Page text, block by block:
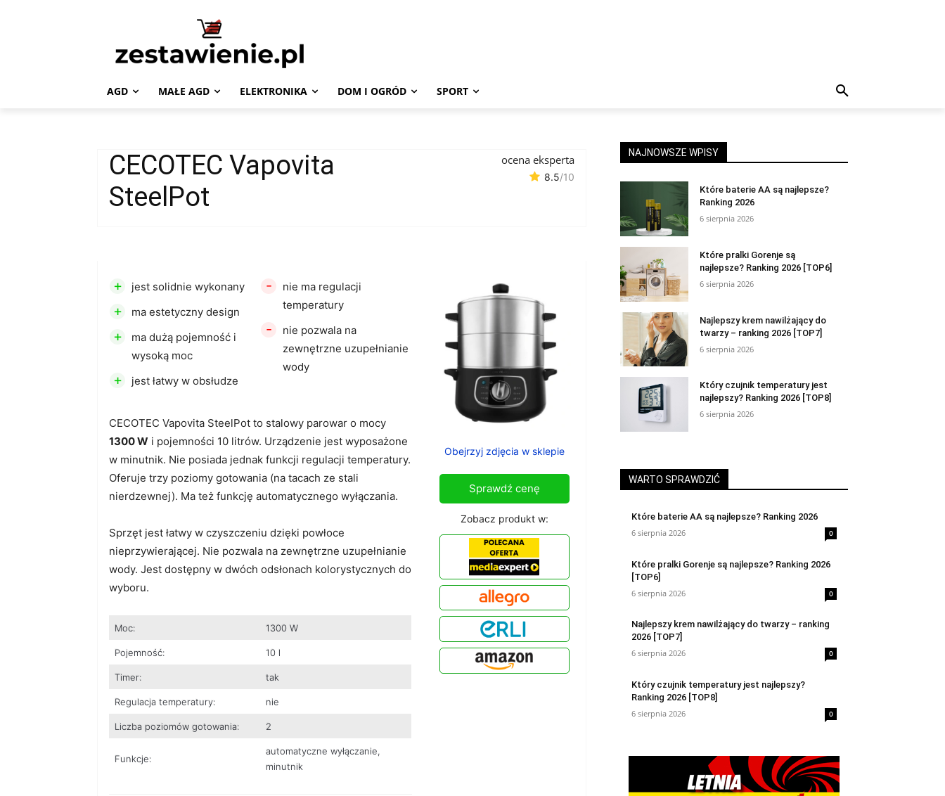
AGD MAŁE AGD ELEKTRONIKA DOM I OGRÓD SPORT
CECOTEC Vapovita
SteelPot
ocena eksperta
8.5/10
CECOTEC Vapovita SteelPot to stalowy parowar o mocy
1300 W i pojemności 10 litrów. Urządzenie jest wyposażone
w minutnik. Nie posiada jednak funkcji regulacji temperatury.
Oferuje trzy poziomy gotowania (na tacach ze stali
nierdzewnej). Ma też funkcję automatycznego wyłączania.
Sprzęt jest łatwy w czyszczeniu dzięki powłoce
nieprzywierającej. Nie pozwala na zewnętrzne uzupełnianie
wody. Jest dostępny w dwóch odsłonach kolorystycznych do
wyboru.
Moc: 1300 W
Pojemność: 10 l
Timer: tak
Regulacja temperatury: nie
Liczba poziomów gotowania: 2
Funkcje:
automatyczne wyłączanie,
minutnik
+ jest solidnie wykonany
+ ma estetyczny design
+
ma dużą pojemność i
wysoką moc
+ jest łatwy w obsłudze
-
nie ma regulacji
temperatury
-
nie pozwala na
zewnętrzne uzupełnianie
wody
Obejrzyj zdjęcia w sklepie
Sprawdź cenę
Zobacz produkt w:
NAJNOWSZE WPISY
Które baterie AA są najlepsze?
Ranking 2026
6 sierpnia 2026
Które pralki Gorenje są
najlepsze? Ranking 2026 [TOP6]
6 sierpnia 2026
Najlepszy krem nawilżający do
twarzy – ranking 2026 [TOP7]
6 sierpnia 2026
Który czujnik temperatury jest
najlepszy? Ranking 2026 [TOP8]
6 sierpnia 2026
WARTO SPRAWDZIĆ
Które baterie AA są najlepsze? Ranking 2026
6 sierpnia 2026
0
Które pralki Gorenje są najlepsze? Ranking 2026
[TOP6]
6 sierpnia 2026
0
Najlepszy krem nawilżający do twarzy – ranking
2026 [TOP7]
6 sierpnia 2026
0
Który czujnik temperatury jest najlepszy?
Ranking 2026 [TOP8]
6 sierpnia 2026
0